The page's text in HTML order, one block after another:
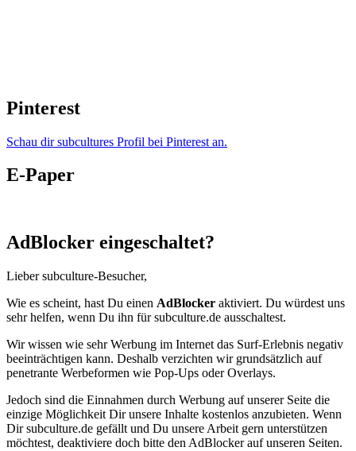
Pinterest
Schau dir subcultures Profil bei Pinterest an.
E-Paper
AdBlocker eingeschaltet?
Lieber subculture-Besucher,
Wie es scheint, hast Du einen AdBlocker aktiviert. Du würdest uns
sehr helfen, wenn Du ihn für subculture.de ausschaltest.
Wir wissen wie sehr Werbung im Internet das Surf-Erlebnis negativ
beeinträchtigen kann. Deshalb verzichten wir grundsätzlich auf
penetrante Werbeformen wie Pop-Ups oder Overlays.
Jedoch sind die Einnahmen durch Werbung auf unserer Seite die
einzige Möglichkeit Dir unsere Inhalte kostenlos anzubieten. Wenn
Dir subculture.de gefällt und Du unsere Arbeit gern unterstützen
möchtest, deaktiviere doch bitte den AdBlocker auf unseren Seiten.